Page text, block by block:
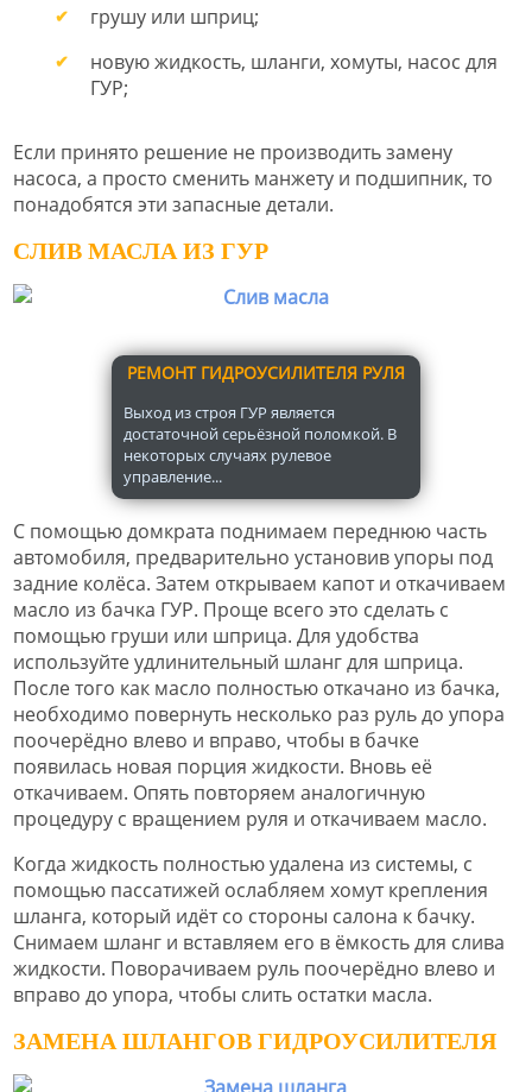
грушу или шприц;
новую жидкость, шланги, хомуты, насос для
ГУР;
Если принято решение не производить замену
насоса, а просто сменить манжету и подшипник, то
понадобятся эти запасные детали.
СЛИВ МАСЛА ИЗ ГУР
РЕМОНТ ГИДРОУСИЛИТЕЛЯ РУЛЯ
Выход из строя ГУР является
достаточной серьёзной поломкой. В
некоторых случаях рулевое
управление...
С помощью домкрата поднимаем переднюю часть
автомобиля, предварительно установив упоры под
задние колёса. Затем открываем капот и откачиваем
масло из бачка ГУР. Проще всего это сделать с
помощью груши или шприца. Для удобства
используйте удлинительный шланг для шприца.
После того как масло полностью откачано из бачка,
необходимо повернуть несколько раз руль до упора
поочерёдно влево и вправо, чтобы в бачке
появилась новая порция жидкости. Вновь её
откачиваем. Опять повторяем аналогичную
процедуру с вращением руля и откачиваем масло.
Когда жидкость полностью удалена из системы, с
помощью пассатижей ослабляем хомут крепления
шланга, который идёт со стороны салона к бачку.
Снимаем шланг и вставляем его в ёмкость для слива
жидкости. Поворачиваем руль поочерёдно влево и
вправо до упора, чтобы слить остатки масла.
ЗАМЕНА ШЛАНГОВ ГИДРОУСИЛИТЕЛЯ